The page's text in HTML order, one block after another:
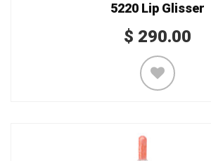
5220 Lip Glisser
$ 290.00